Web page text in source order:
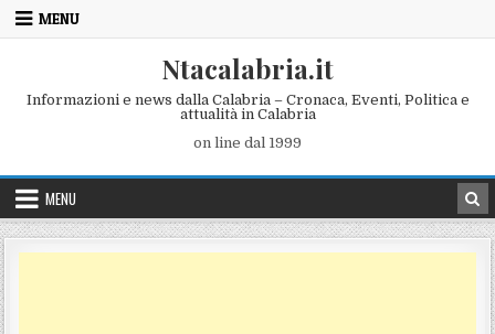
Skip to content
MENU
Ntacalabria.it
Informazioni e news dalla Calabria – Cronaca, Eventi, Politica e
attualità in Calabria
on line dal 1999
MENU